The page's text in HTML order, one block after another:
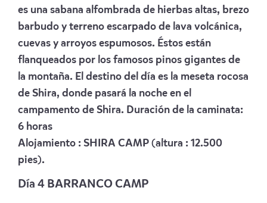
es una sabana alfombrada de hierbas altas, brezo
barbudo y terreno escarpado de lava volcánica,
cuevas y arroyos espumosos. Éstos están
flanqueados por los famosos pinos gigantes de
la montaña. El destino del día es la meseta rocosa
de Shira, donde pasará la noche en el
campamento de Shira. Duración de la caminata:
6 horas
Alojamiento : SHIRA CAMP (altura : 12.500
pies).
Día 4 BARRANCO CAMP